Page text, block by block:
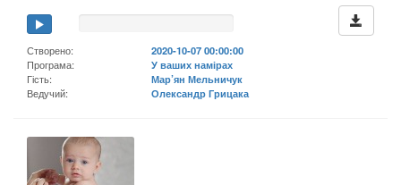
Створено:
2020-10-07 00:00:00
Програма:
У ваших намірах
Гість:
Мар’ян Мельничук
Ведучий:
Олександр Грицака